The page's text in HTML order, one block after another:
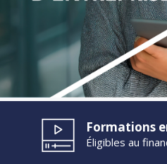
Formations
Éligibles au